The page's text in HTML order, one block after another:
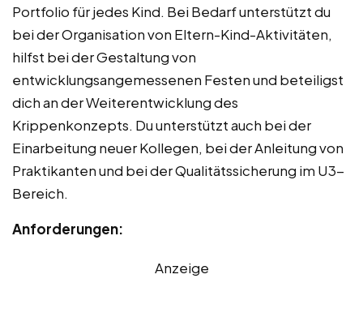
Portfolio für jedes Kind. Bei Bedarf unterstützt du
bei der Organisation von Eltern-Kind-Aktivitäten,
hilfst bei der Gestaltung von
entwicklungsangemessenen Festen und beteiligst
dich an der Weiterentwicklung des
Krippenkonzepts. Du unterstützt auch bei der
Einarbeitung neuer Kollegen, bei der Anleitung von
Praktikanten und bei der Qualitätssicherung im U3-
Bereich.
Anforderungen:
Anzeige